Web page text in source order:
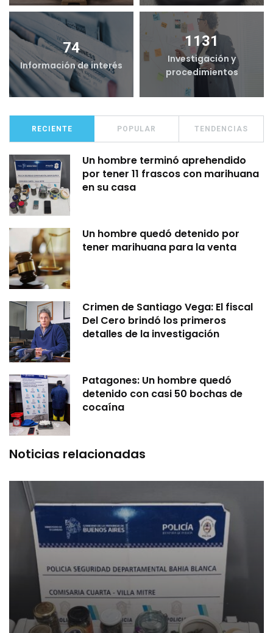
74
Información de interés
1131
Investigación y
procedimientos
RECIENTE POPULAR TENDENCIAS
Un hombre terminó aprehendido
por tener 11 frascos con marihuana
en su casa
Un hombre quedó detenido por
tener marihuana para la venta
Crimen de Santiago Vega: El fiscal
Del Cero brindó los primeros
detalles de la investigación
Patagones: Un hombre quedó
detenido con casi 50 bochas de
cocaína
Noticias relacionadas